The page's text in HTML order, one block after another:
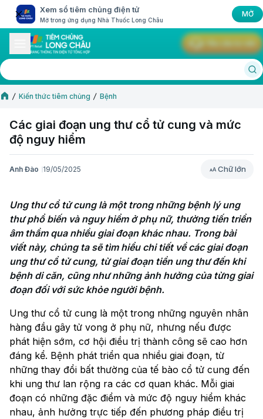
Xem sổ tiêm chủng điện tử
Mở trong ứng dụng Nhà Thuốc Long Châu
MỞ
Kiến thức tiêm chủng Bệnh
Các giai đoạn ung thư cổ tử cung và mức
độ nguy hiểm
Anh Đào 19/05/2025 Chữ lớn
Chữ lớn
Ung thư cổ tử cung là một trong những bệnh lý ung
thư phổ biến và nguy hiểm ở phụ nữ, thường tiến triển
âm thầm qua nhiều giai đoạn khác nhau. Trong bài
viết này, chúng ta sẽ tìm hiểu chi tiết về các giai đoạn
ung thư cổ tử cung, từ giai đoạn tiền ung thư đến khi
bệnh di căn, cũng như những ảnh hưởng của từng giai
đoạn đối với sức khỏe người bệnh.
Ung thư cổ tử cung là một trong những nguyên nhân
hàng đầu gây tử vong ở phụ nữ, nhưng nếu được
phát hiện sớm, cơ hội điều trị thành công sẽ cao hơn
đáng kể. Bệnh phát triển qua nhiều giai đoạn, từ
những thay đổi bất thường của tế bào cổ tử cung đến
khi ung thư lan rộng ra các cơ quan khác. Mỗi giai
đoạn có những đặc điểm và mức độ nguy hiểm khác
nhau, ảnh hưởng trực tiếp đến phương pháp điều trị